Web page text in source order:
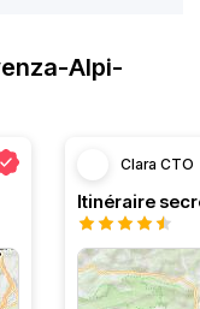
Alpi-
Clara CTO